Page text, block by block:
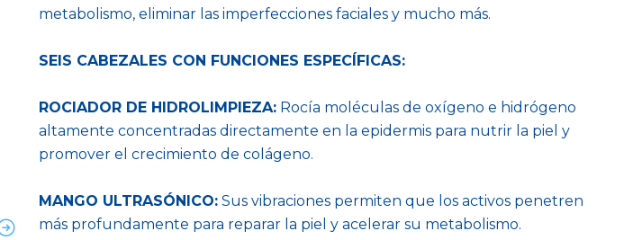
metabolismo, eliminar las imperfecciones faciales y mucho más.
SEIS CABEZALES CON FUNCIONES ESPECÍFICAS:
ROCIADOR DE HIDROLIMPIEZA: Rocía moléculas de oxígeno e hidrógeno
altamente concentradas directamente en la epidermis para nutrir la piel y
promover el crecimiento de colágeno.
MANGO ULTRASÓNICO: Sus vibraciones permiten que los activos penetren
más profundamente para reparar la piel y acelerar su metabolismo.